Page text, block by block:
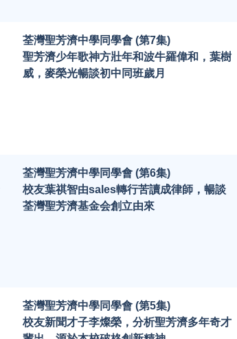
荃灣聖芳濟中學同學會 (第7集)
聖芳濟少年歌神方壯年和波牛羅偉和，葉樹
威，麥榮光暢談初中同班歲月
荃灣聖芳濟中學同學會 (第6集)
校友葉祺智由sales轉行苦讀成律師，暢談
荃灣聖芳濟基金会創立由來
荃灣聖芳濟中學同學會 (第5集)
校友新聞才子李燦榮，分析聖芳濟多年奇才